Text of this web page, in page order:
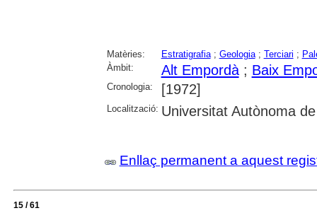
Matèries: Estratigrafia; Geologia; Terciari ;
Àmbit:
Alt Empordà; Baix
Cronologia: [1972]
Localització: Universitat Autònoma
Enllaç permanent a aquest
15 / 61